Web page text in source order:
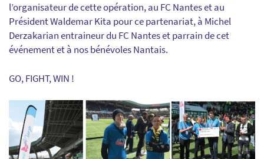
l’organisateur de cette opération, au FC Nantes et au
Président Waldemar Kita pour ce partenariat, à Michel
Derzakarian entraineur du FC Nantes et parrain de cet
événement et à nos bénévoles Nantais.
GO, FIGHT, WIN !